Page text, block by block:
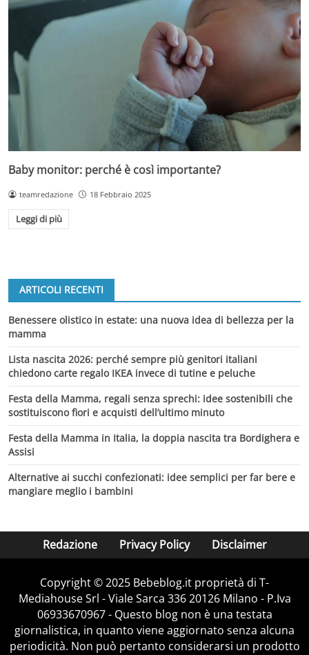
Baby monitor: perché è così importante?
teamredazione 18 Febbraio 2025
Leggi di più
ARTICOLI RECENTI
Benessere olistico in estate: una nuova idea di bellezza per la
mamma
Lista nascita 2026: perché sempre più genitori italiani
chiedono carte regalo IKEA invece di tutine e peluche
Festa della Mamma, regali senza sprechi: idee sostenibili che
sostituiscono fiori e acquisti dell’ultimo minuto
Festa della Mamma in Italia, la doppia nascita tra Bordighera e
Assisi
Alternative ai succhi confezionati: idee semplici per far bere e
mangiare meglio i bambini
Redazione Privacy Policy Disclaimer
Copyright © 2025 Bebeblog.it proprietà di T-
Mediahouse Srl - Viale Sarca 336 20126 Milano - P.Iva
06933670967 - Questo blog non è una testata
giornalistica, in quanto viene aggiornato senza alcuna
periodicità. Non può pertanto considerarsi un prodotto